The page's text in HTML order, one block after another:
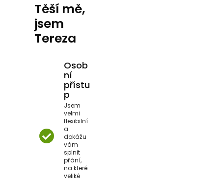
Těší mě,
jsem
Tereza
Osob
ní
přístu
p
Jsem
velmi
flexibilní
a
dokážu
vám
splnit
přání,
na které
veliké